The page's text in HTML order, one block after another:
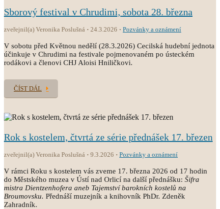
Sborový festival v Chrudimi, sobota 28. března
zveřejnil(a) Veronika Poslušná 24.3.2026 Pozvánky a oznámení
V sobotu před Květnou nedělí (28.3.2026) Cecilská hudební jednota
účinkuje v Chrudimi na festivale pojmenovaném po ústeckém
rodákovi a členovi CHJ Aloisi Hniličkovi.
ČÍST DÁL
Rok s kostelem, čtvrtá ze série přednášek 17. březen
zveřejnil(a) Veronika Poslušná 9.3.2026 Pozvánky a oznámení
V rámci Roku s kostelem vás zveme 17. března 2026 od 17 hodin
do Městského muzea v Ústí nad Orlicí na další přednášku: Šifra
mistra Dientzenhofera aneb Tajemství barokních kostelů na
Broumovsku. Přednáší muzejník a knihovník PhDr. Zdeněk
Zahradník.